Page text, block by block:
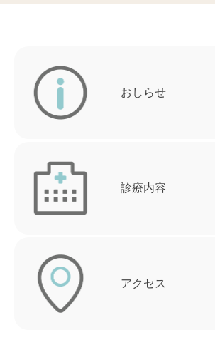
おしらせ
診療内容
アクセス